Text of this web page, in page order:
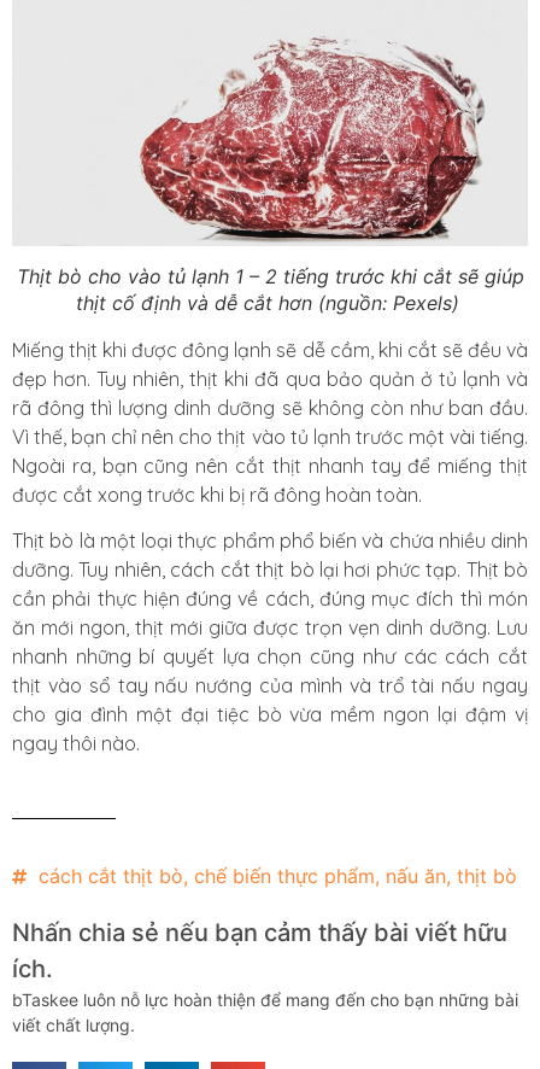
Thịt bò cho vào tủ lạnh 1 – 2 tiếng trước khi cắt sẽ giúp
thịt cố định và dễ cắt hơn (nguồn: Pexels)
Miếng thịt khi được đông lạnh sẽ dễ cầm, khi cắt sẽ đều và
đẹp hơn. Tuy nhiên, thịt khi đã qua bảo quản ở tủ lạnh và
rã đông thì lượng dinh dưỡng sẽ không còn như ban đầu.
Vì thế, bạn chỉ nên cho thịt vào tủ lạnh trước một vài tiếng.
Ngoài ra, bạn cũng nên cắt thịt nhanh tay để miếng thịt
được cắt xong trước khi bị rã đông hoàn toàn.
Thịt bò là một loại thực phẩm phổ biến và chứa nhiều dinh
dưỡng. Tuy nhiên, cách cắt thịt bò lại hơi phức tạp. Thịt bò
cần phải thực hiện đúng về cách, đúng mục đích thì món
ăn mới ngon, thịt mới giữa được trọn vẹn dinh dưỡng. Lưu
nhanh những bí quyết lựa chọn cũng như các cách cắt
thịt vào sổ tay nấu nướng của mình và trổ tài nấu ngay
cho gia đình một đại tiệc bò vừa mềm ngon lại đậm vị
ngay thôi nào.
cách cắt thịt bò, chế biến thực phẩm, nấu ăn, thịt bò
Nhấn chia sẻ nếu bạn cảm thấy bài viết hữu
ích.
bTaskee luôn nỗ lực hoàn thiện để mang đến cho bạn những bài
viết chất lượng.